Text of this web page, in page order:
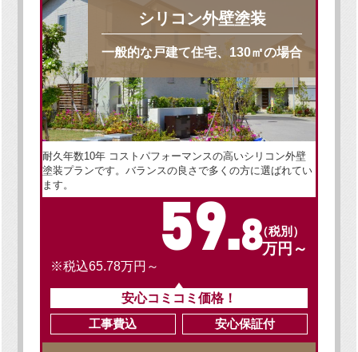
シリコン外壁塗装
一般的な戸建て住宅、130㎡の場合
耐久年数10年 コストパフォーマンスの高いシリコン外壁
塗装プランです。バランスの良さで多くの方に選ばれてい
ます。
59.8（税別）
万円～
※税込65.78万円～
安心コミコミ価格！
工事費込
安心保証付